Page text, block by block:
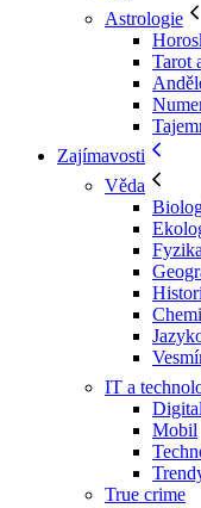
Astrologie
Tarot
Zajímavosti
Věda
Fyzika
IT a
Digital
Mobil
True crime